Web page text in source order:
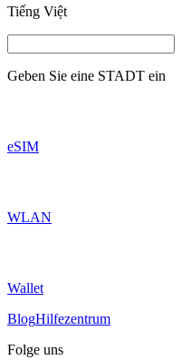
Tiếng Việt
Geben Sie eine STADT ein
eSIM
WLAN
Wallet
BlogHilfezentrum
Folge uns